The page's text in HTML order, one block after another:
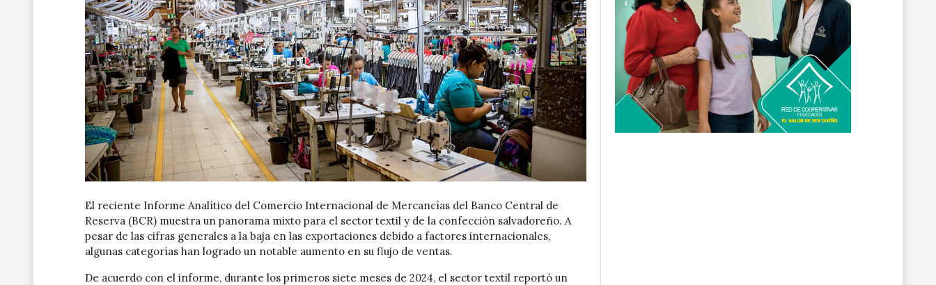
El reciente Informe Analítico del Comercio Internacional de Mercancías del Banco Central de
Reserva (BCR) muestra un panorama mixto para el sector textil y de la confección salvadoreño. A
pesar de las cifras generales a la baja en las exportaciones debido a factores internacionales,
algunas categorías han logrado un notable aumento en su flujo de ventas.
De acuerdo con el informe, durante los primeros siete meses de 2024, el sector textil reportó un